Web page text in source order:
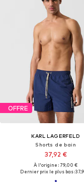
OFFRE
KARL LAGERFELD
Shorts de bain
37,92 €
À l'origine : 79,00 €
Dernier prix le plus bas :